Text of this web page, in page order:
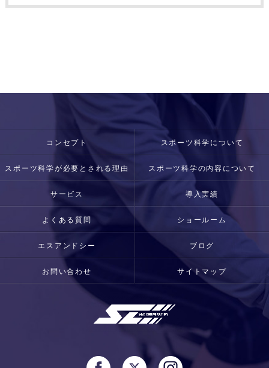
コンセプト スポーツ科学について
スポーツ科学が必要とされる理由 スポーツ科学の内容について
サービス 導入実績
よくある質問 ショールーム
エスアンドシー ブログ
お問い合わせ サイトマップ